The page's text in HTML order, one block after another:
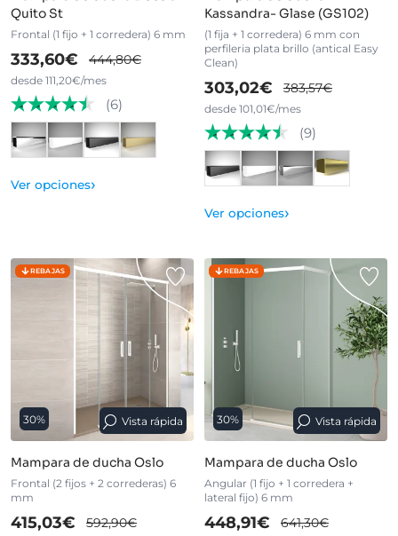
Quito St
Frontal (1 fijo + 1 corredera) 6 mm
333,60€ 444,80€
desde 111,20€/mes
(6)
Ver opciones›
Kassandra- Glase (GS102)
(1 fija + 1 corredera) 6 mm con
perfileria plata brillo (antical Easy
Clean)
303,02€ 383,57€
desde 101,01€/mes
(9)
Ver opciones›
REBAJAS
30% Vista rápida
Mampara de ducha Oslo
Frontal (2 fijos + 2 correderas) 6
mm
415,03€ 592,90€
REBAJAS
30% Vista rápida
Mampara de ducha Oslo
Angular (1 fijo + 1 corredera +
lateral fijo) 6 mm
448,91€ 641,30€